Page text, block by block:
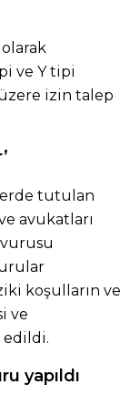
ve Y tipi
izin talep
tutulan
avukatları
koşulların ve
ve
edildi.
yapıldı